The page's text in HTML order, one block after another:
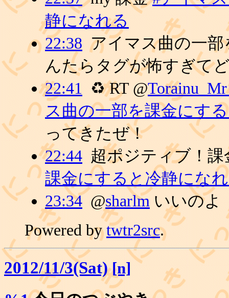
静になれる
22:38 アイマス曲の一
んたらタグが怖すぎて
22:41
♻ RT @
ス曲の一部を課金にす
ってきたぜ！
22:44 超ポジティブ！
課金にすると冷静にな
23:34 @sharlm いいのよ
Powered bytwtr2src.
2012/11/3(Sat) [n]